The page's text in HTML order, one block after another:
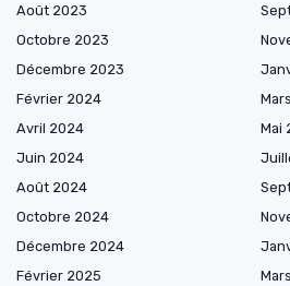
Août 2023
Octobre 2023
Décembre 2023
Février 2024
Avril 2024
Mai
Juin 2024
Août 2024
Octobre 2024
Décembre 2024
Février 2025